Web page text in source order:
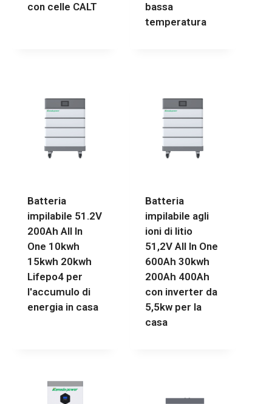
con celle CALT
bassa
temperatura
Batteria
impilabile 51.2V
200Ah All In
One 10kwh
15kwh 20kwh
Lifepo4 per
l'accumulo di
energia in casa
Batteria
impilabile agli
ioni di litio
51,2V All In One
600Ah 30kwh
200Ah 400Ah
con inverter da
5,5kw per la
casa